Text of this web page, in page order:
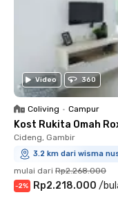
Video 360
Coliving • Campur
Kost Rukita Omah
Cideng, Gambir
3.2 km dari wisma
mulai dari Rp2.268.000
-2% Rp2.218.000 /